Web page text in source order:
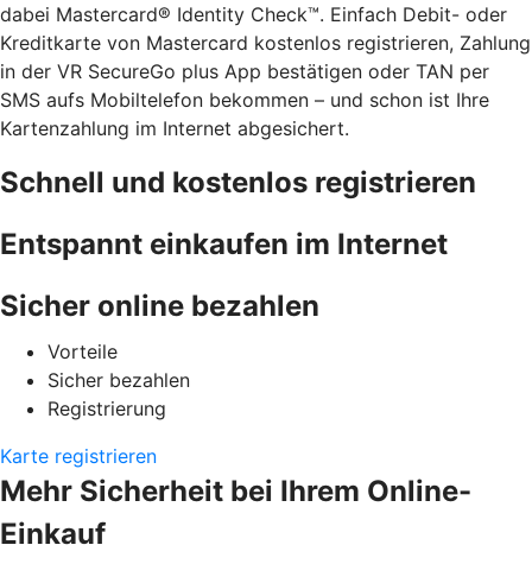
dabei Mastercard® Identity Check™. Einfach Debit- oder
Kreditkarte von Mastercard kostenlos registrieren, Zahlung
in der VR SecureGo plus App bestätigen oder TAN per
SMS aufs Mobiltelefon bekommen – und schon ist Ihre
Kartenzahlung im Internet abgesichert.
Schnell und kostenlos registrieren
Entspannt einkaufen im Internet
Sicher online bezahlen
Vorteile
Sicher bezahlen
Registrierung
Karte registrieren
Mehr Sicherheit bei Ihrem Online-
Einkauf